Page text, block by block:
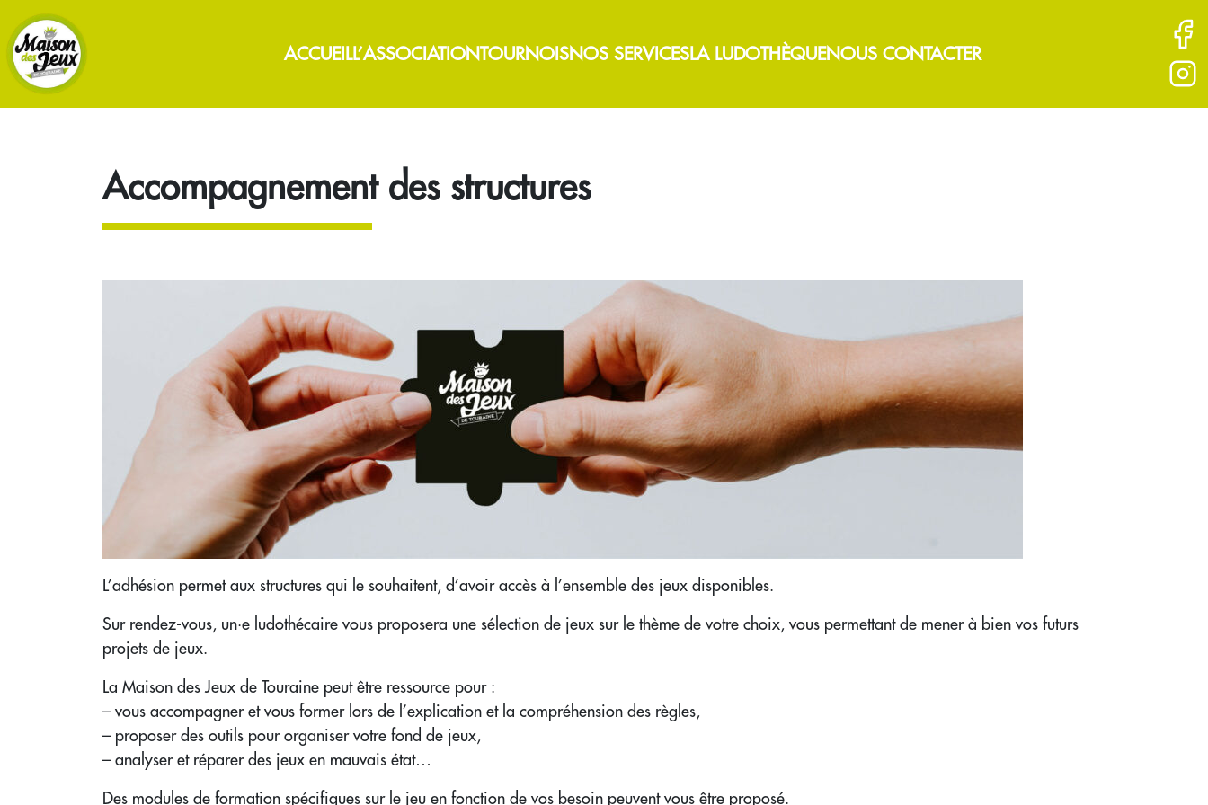
ACCUEILL’ASSOCIATIONTOURNOISNOS SERVICESLA LUDOTHÈQUENOUS CONTACTER
Accompagnement des structures
L’adhésion permet aux structures qui le souhaitent, d’avoir accès à l’ensemble des jeux disponibles.
Sur rendez-vous, un·e ludothécaire vous proposera une sélection de jeux sur le thème de votre choix, vous permettant de mener à bien vos futurs
projets de jeux.
La Maison des Jeux de Touraine peut être ressource pour :
– vous accompagner et vous former lors de l’explication et la compréhension des règles,
– proposer des outils pour organiser votre fond de jeux,
– analyser et réparer des jeux en mauvais état…
Des modules de formation spécifiques sur le jeu en fonction de vos besoin peuvent vous être proposé.